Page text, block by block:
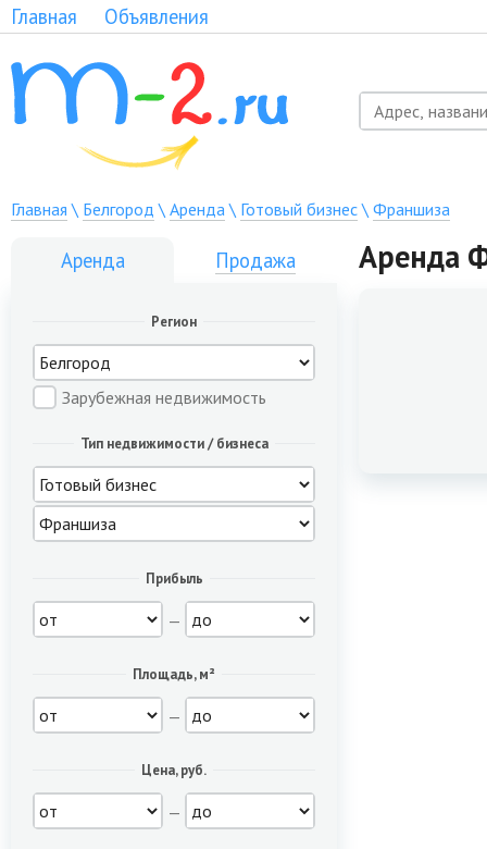
Главная Объявления
Главная \ Белгород \ Аренда\ Готовый бизнес\ Франшиза
Аренда Продажа
Регион
Зарубежная недвижимость
Тип недвижимости / бизнеса
Прибыль
—
Площадь, м²
—
Цена, руб.
—
Аренда